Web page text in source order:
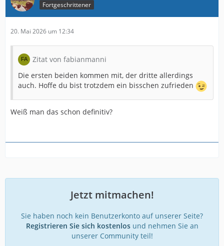
Fortgeschrittener
20. Mai 2026 um 12:34
Zitat von fabianmanni
Die ersten beiden kommen mit, der dritte allerdings
auch. Hoffe du bist trotzdem ein bisschen zufrieden
Weiß man das schon definitiv?
Jetzt mitmachen!
Sie haben noch kein Benutzerkonto auf unserer Seite?
Registrieren Sie sich kostenlosund nehmen Sie an
unserer Community teil!